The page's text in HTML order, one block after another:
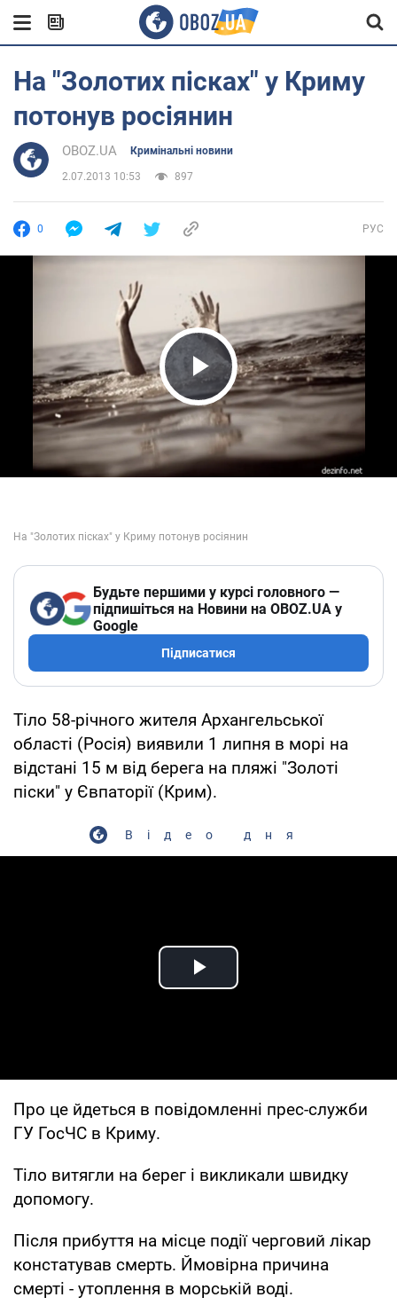
На "Золотих пісках" у Криму
потонув росіянин
OBOZ.UA Кримінальні новини
2.07.2013 10:53 897
0 РУС
Play Video
Будьте першими у курсі головного —
підпишіться на Новини на OBOZ.UA у
Google
Підписатися
Тіло 58-річного жителя Архангельської
області (Росія) виявили 1 липня в морі на
відстані 15 м від берега на пляжі "Золоті
піски" у Євпаторії (Крим).
Відео дня
Play Video
Про це йдеться в повідомленні прес-служби
ГУ ГосЧС в Криму.
Тіло витягли на берег і викликали швидку
допомогу.
Після прибуття на місце події черговий лікар
констатував смерть. Ймовірна причина
смерті - утоплення в морській воді.